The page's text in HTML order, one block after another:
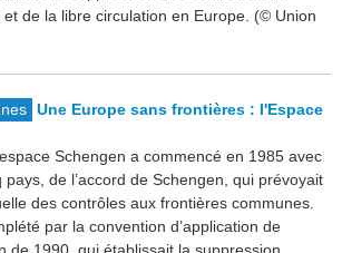
de la libre circulation en Europe. (© Union
Une Europe sans frontières : l'Espace
Schengen a commencé en 1985 avec
de l’accord de Schengen, qui prévoyait
des contrôles aux frontières communes.
par la convention d’application de